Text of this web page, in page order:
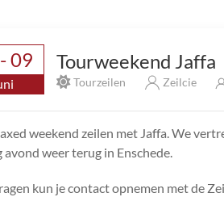
09 Tourweekend Jaffa
Tourzeilen Zeilcie
weekend zeilen met Jaffa. We
avond weer terug in Enschede.
kun je contact opnemen met de